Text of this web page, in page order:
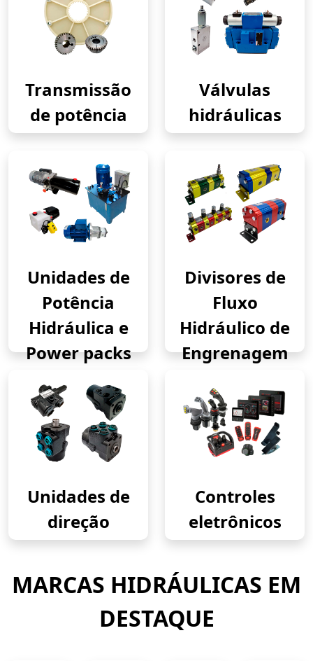
Transmissão
de potência
Válvulas
hidráulicas
Unidades de
Potência
Hidráulica e
Power packs
Divisores de
Fluxo
Hidráulico de
Engrenagem
Unidades de
direção
Controles
eletrônicos
MARCAS HIDRÁULICAS EM
DESTAQUE